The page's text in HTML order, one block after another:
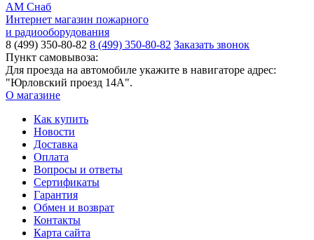
АМ Снаб
Интернет магазин пожарного
и радиооборудования
8 (499) 350-80-82 8 (499) 350-80-82 Заказать звонок
Пункт самовывоза:
Для проезда на автомобиле укажите в навигаторе адрес:
"Юрловский проезд 14А".
О магазине
Как купить
Новости
Доставка
Оплата
Вопросы и ответы
Сертификаты
Гарантия
Обмен и возврат
Контакты
Карта сайта